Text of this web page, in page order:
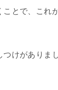
とで、これ
けがありま